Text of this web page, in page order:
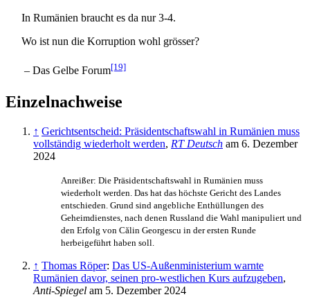
In Rumänien braucht es da nur 3-4.
Wo ist nun die Korruption wohl grösser?
– Das Gelbe Forum[19]
Einzelnachweise
↑ Gerichtsentscheid: Präsidentschaftswahl in Rumänien muss
vollständig wiederholt werden, RT Deutsch am 6. Dezember
2024
Anreißer: Die Präsidentschaftswahl in Rumänien muss
wiederholt werden. Das hat das höchste Gericht des Landes
entschieden. Grund sind angebliche Enthüllungen des
Geheimdienstes, nach denen Russland die Wahl manipuliert und
den Erfolg von Călin Georgescu in der ersten Runde
herbeigeführt haben soll.
↑ Thomas Röper: Das US-Außenministerium warnte
Rumänien davor, seinen pro-westlichen Kurs aufzugeben,
Anti-Spiegel am 5. Dezember 2024